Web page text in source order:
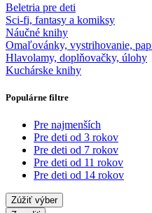
Beletria pre deti
Sci-fi, fantasy a komiksy
Náučné knihy
Omaľovánky, vystrihovanie,
Hlavolamy, doplňovačky, úlohy
Kuchárske knihy
Populárne filtre
Pre najmenších
Pre deti od 3 rokov
Pre deti od 7 rokov
Pre deti od 11 rokov
Pre deti od 14 rokov
Zúžiť výber